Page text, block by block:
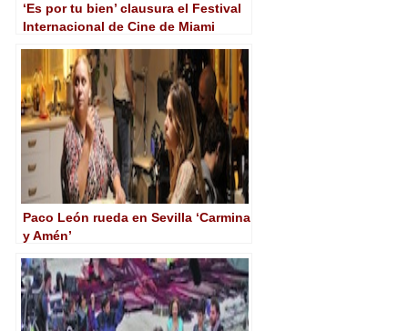
‘Es por tu bien’ clausura el Festival
Internacional de Cine de Miami
Paco León rueda en Sevilla ‘Carmina
y Amén’